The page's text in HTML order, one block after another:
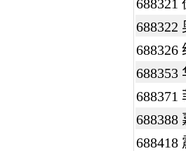
688321
688322
688326
688353
688371
688388
688418